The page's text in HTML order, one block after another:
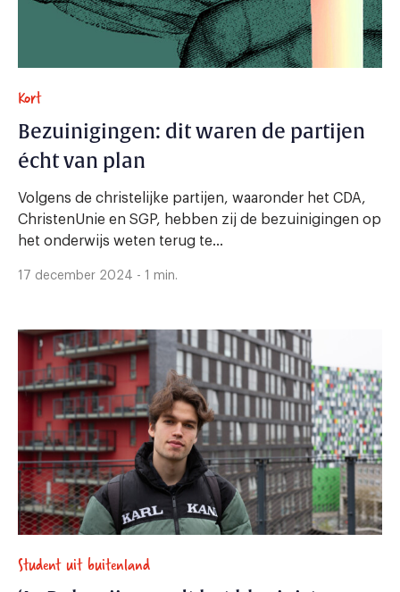
Kort
Bezuinigingen: dit waren de partijen
écht van plan
Volgens de christelijke partijen, waaronder het CDA,
ChristenUnie en SGP, hebben zij de bezuinigingen op
het onderwijs weten terug te...
17 december 2024 - 1 min.
Student uit buitenland